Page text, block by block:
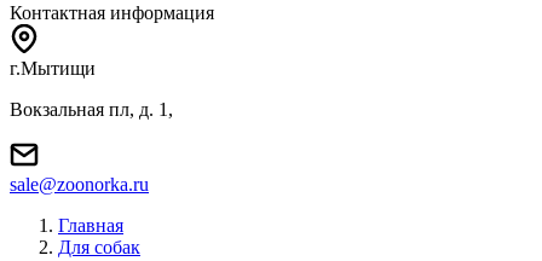
Контактная информация
г.Мытищи
Вокзальная пл, д. 1,
sale@zoonorka.ru
Главная
Для собак